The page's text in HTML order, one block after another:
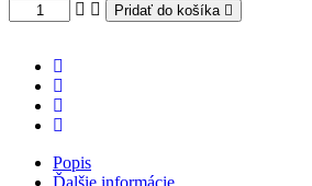
Pridať do košíka
Popis